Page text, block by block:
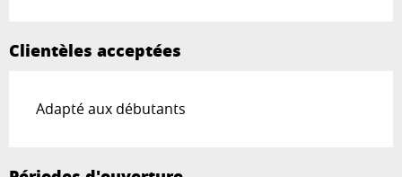
Clientèles acceptées
Adapté aux débutants